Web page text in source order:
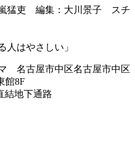
猛吏 編集：大川景子 スチ
人はやさしい」
名古屋市中区名古屋市中区
館8F
結地下通路